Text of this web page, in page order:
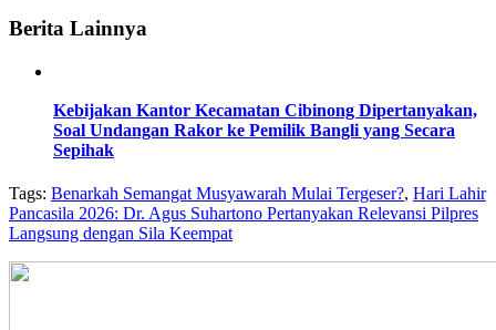
Berita Lainnya
Kebijakan Kantor Kecamatan Cibinong Dipertanyakan,
Soal Undangan Rakor ke Pemilik Bangli yang Secara
Sepihak
Tags: Benarkah Semangat Musyawarah Mulai Tergeser?, Hari Lahir
Pancasila 2026: Dr. Agus Suhartono Pertanyakan Relevansi Pilpres
Langsung dengan Sila Keempat